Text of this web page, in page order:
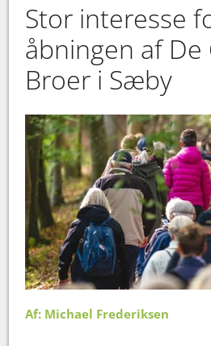
Stor interesse
åbningen af De
Broer i Sæby
Af: Michael Frederiksen